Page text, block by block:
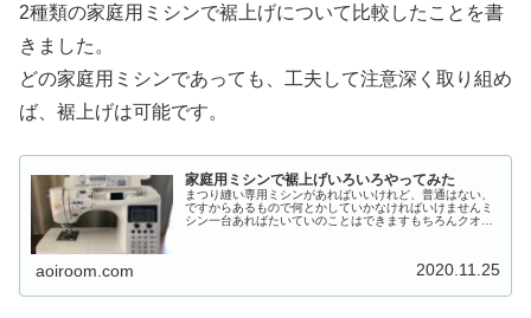
2種類の家庭用ミシンで裾上げについて比較したことを書
きました。
どの家庭用ミシンであっても、工夫して注意深く取り組め
ば、裾上げは可能です。
家庭用ミシンで裾上げいろいろやってみた
まつり縫い専用ミシンがあればいいけれど、普通はない、
ですからあるもので何とかしていかなければいけませんミ
シン一台あればたいていのことはできますもちろんクオリ
aoiroom.com 2020.11.25